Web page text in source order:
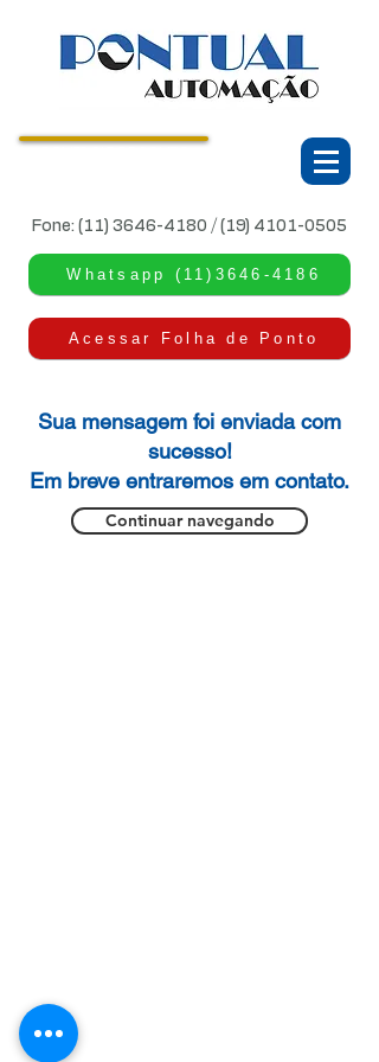
Fone: (11) 3646-4180 / (19) 4101-0505
Whatsapp (11)3646-4186
Acessar Folha de Ponto
Sua mensagem foi enviada com
sucesso!
Em breve entraremos em contato.
Continuar navegando